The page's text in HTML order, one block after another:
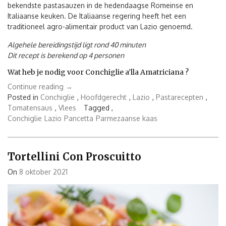
bekendste pastasauzen in de hedendaagse Romeinse en
Italiaanse keuken. De Italiaanse regering heeft het een
traditioneel agro-alimentair product van Lazio genoemd.
Algehele bereidingstijd ligt rond 40 minuten
Dit recept is berekend op 4 personen
Wat heb je nodig voor Conchiglie a’lla Amatriciana ?
Continue reading “Conchiglie
alla
Amatriciana”
→
Posted in Conchiglie , Hoofdgerecht , Lazio , Pastarecepten ,
Tomatensaus , Vlees
Tagged ,
Conchiglie Lazio Pancetta Parmezaanse kaas
Tortellini Con Proscuitto
On 8 oktober 2021